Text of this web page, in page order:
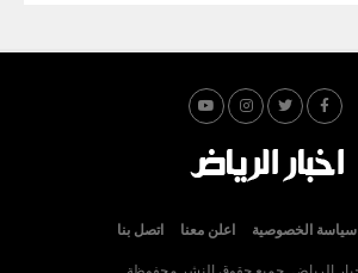
سياسة الخصوصية اعلن معنا اتصل بنا